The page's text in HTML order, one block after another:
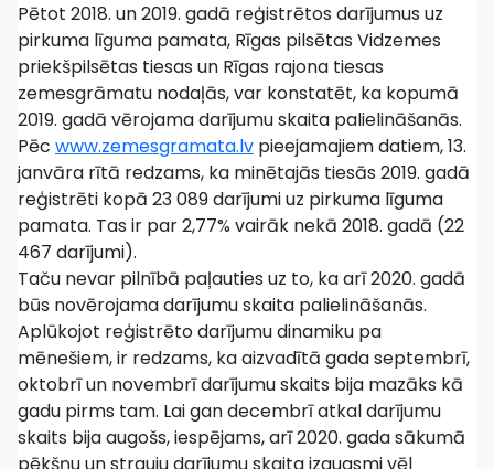
Pētot 2018. un 2019. gadā reģistrētos darījumus uz
pirkuma līguma pamata, Rīgas pilsētas Vidzemes
priekšpilsētas tiesas un Rīgas rajona tiesas
zemesgrāmatu nodaļās, var konstatēt, ka kopumā
2019. gadā vērojama darījumu skaita palielināšanās.
Pēc www.zemesgramata.lv pieejamajiem datiem, 13.
janvāra rītā redzams, ka minētajās tiesās 2019. gadā
reģistrēti kopā 23 089 darījumi uz pirkuma līguma
pamata. Tas ir par 2,77% vairāk nekā 2018. gadā (22
467 darījumi).
Taču nevar pilnībā paļauties uz to, ka arī 2020. gadā
būs novērojama darījumu skaita palielināšanās.
Aplūkojot reģistrēto darījumu dinamiku pa
mēnešiem, ir redzams, ka aizvadītā gada septembrī,
oktobrī un novembrī darījumu skaits bija mazāks kā
gadu pirms tam. Lai gan decembrī atkal darījumu
skaits bija augošs, iespējams, arī 2020. gada sākumā